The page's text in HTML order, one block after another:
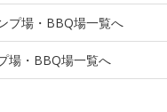
プ場・BBQ場一覧へ
場・BBQ場一覧へ